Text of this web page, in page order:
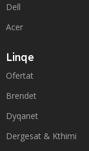
Dell
Acer
Linqe
Ofertat
Brendet
Dyqanet
Dergesat & Kthimi